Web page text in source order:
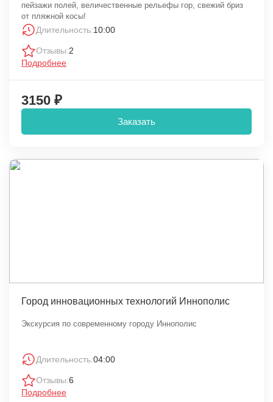
пейзажи полей, величественные рельефы гор, свежий бриз
от пляжной косы!
Длительность:10:00
Отзывы:2
Подробнее
3150 ₽
Заказать
Город инновационных технологий Иннополис
Экскурсия по современному городу Иннополис
Длительность:04:00
Отзывы:6
Подробнее